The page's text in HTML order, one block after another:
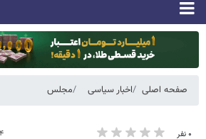
صفحه اصلی اخبار سیاسی مجلس
۰ نفر ۴ بهمن ۱۳۹۴ - ۲۰:۰۳